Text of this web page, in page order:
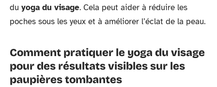
du yoga du visage. Cela peut aider à réduire les
poches sous les yeux et à améliorer l’éclat de la peau.
Comment pratiquer le yoga du visage
pour des résultats visibles sur les
paupières tombantes